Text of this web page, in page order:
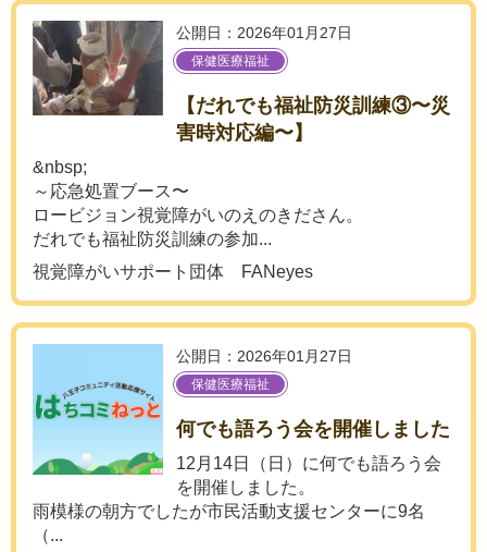
公開日：2026年01月27日
保健医療福祉
【だれでも福祉防災訓練③〜災
害時対応編〜】
&nbsp;
～応急処置ブース〜
ロービジョン視覚障がいのえのきださん。
だれでも福祉防災訓練の参加...
視覚障がいサポート団体 FANeyes
公開日：2026年01月27日
保健医療福祉
何でも語ろう会を開催しました
12月14日（日）に何でも語ろう会
を開催しました。
雨模様の朝方でしたが市民活動支援センターに9名
（...